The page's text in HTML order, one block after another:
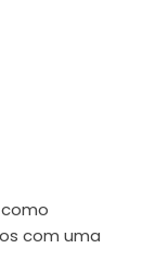
com uma